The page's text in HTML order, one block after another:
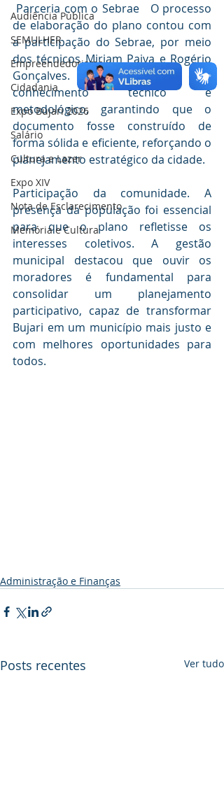
Audiência Pública
SEMULHER
Empreendedorismo
Cidadania
Expo Bujari 2026
Salário
Cultura e Lazer
Expo XIV
Nota de Esclarecimento
Memória e Cultura
Parceria com o Sebrae   O processo
de elaboração do plano contou com
a participação do Sebrae, por meio
dos técnicos Miriam Paiva e Rogério
Gonçalves. Eles contribuíram com
conhecimento técnico e
metodológico, garantindo que o
documento fosse construído de
forma sólida e eficiente, reforçando o
planejamento estratégico da cidade.
Participação da comunidade. A
presença da população foi essencial
para que o plano refletisse os
interesses coletivos. A gestão
municipal destacou que ouvir os
moradores é fundamental para
consolidar um planejamento
participativo, capaz de transformar
Bujari em um município mais justo e
com melhores oportunidades para
todos.
Administração e Finanças
Posts recentes Ver tudo